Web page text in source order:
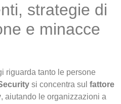
strategie di
e minacce
riguarda tanto le persone
si concentra sul fattore
, aiutando le organizzazioni a